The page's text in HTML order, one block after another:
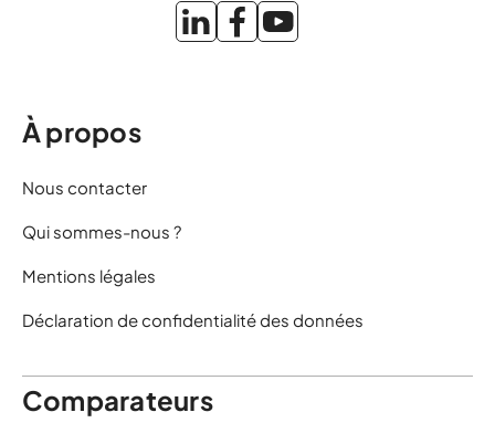
À propos
Nous contacter
Qui sommes-nous ?
Mentions légales
Déclaration de confidentialité des données
Comparateurs